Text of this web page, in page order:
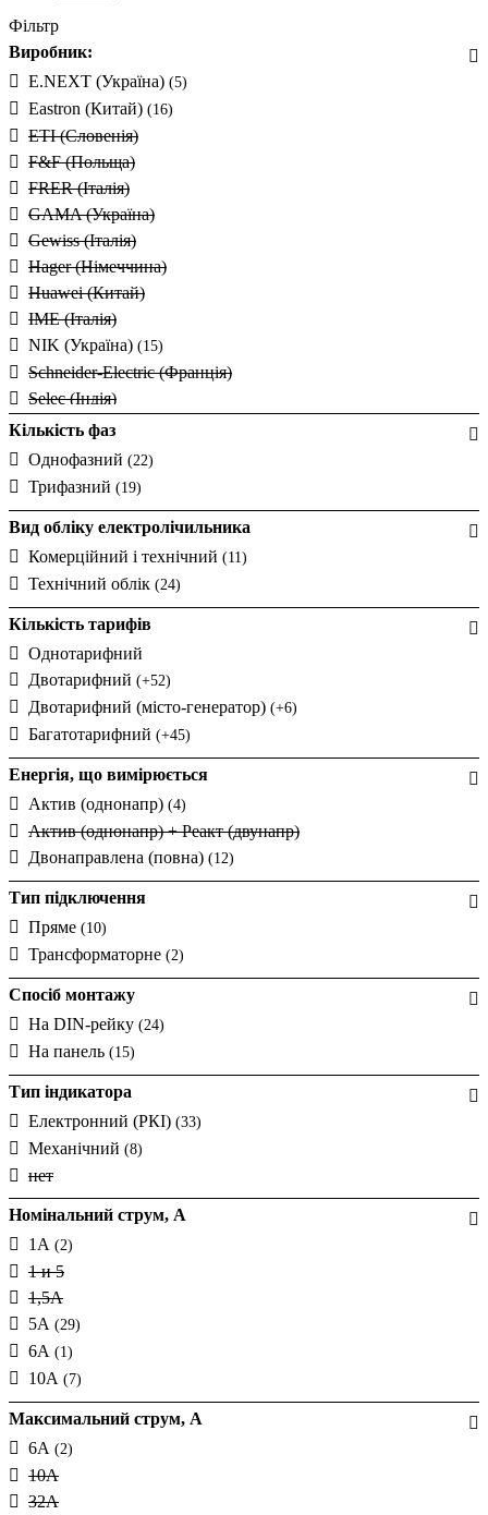
Фільтр
Виробник:
E.NEXT (Україна) (5)
Eastron (Китай) (16)
ETI (Словенія)
F&F (Польща)
FRER (Італія)
GAMA (Україна)
Gewiss (Італія)
Hager (Німеччина)
Huawei (Китай)
IME (Італія)
NIK (Україна) (15)
Schneider-Electric (Франція)
Selec (Індія)
SEZ (Словаччина)
Smart-MAIC
Socomec (Франція)
TeleTec (Україна)
UEK (Україна)
Новатек-Електро (Україна)
Кількість фаз
Однофазний (22)
Трифазний (19)
Вид обліку електролічильника
Комерційний і технічний (11)
Технічний облік (24)
Кількість тарифів
Однотарифний
Двотарифний (+52)
Двотарифний (місто-генератор) (+6)
Багатотарифний (+45)
Енергія, що вимірюється
Актив (однонапр) (4)
Актив (однонапр) + Реакт (двунапр)
Двонаправлена (повна) (12)
Тип підключення
Пряме (10)
Трансформаторне (2)
Спосіб монтажу
На DIN-рейку (24)
На панель (15)
Тип індикатора
Електронний (РКІ) (33)
Механічний (8)
нет
Номінальний струм, A
1А (2)
1 и 5
1,5А
5А (29)
6А (1)
10А (7)
Максимальний струм, А
6А (2)
10А
32А